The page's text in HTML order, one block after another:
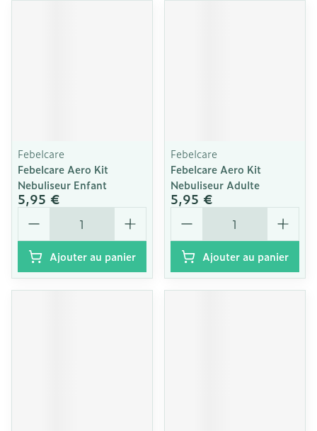
Febelcare
Febelcare Aero Kit
Nebuliseur Enfant
5,95 €
Quantité
Ajouter au panier
Febelcare
Febelcare Aero Kit
Nebuliseur Adulte
5,95 €
Quantité
Ajouter au panier